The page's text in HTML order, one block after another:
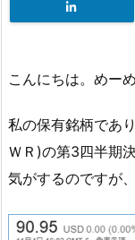
こんにちは。めー
私の保有銘柄であ
ＷＲ)の第3四半期
気がするのですが